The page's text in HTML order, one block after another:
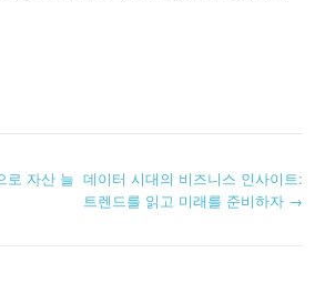
로 자산 늘 데이터 시대의 비즈니스 인사이트:
트렌드를 읽고 미래를 준비하자 →